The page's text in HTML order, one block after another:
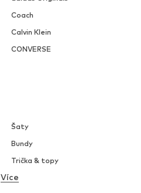
Coach
Calvin Klein
CONVERSE
Šaty
Bundy
Trička & topy
Spodní prádlo
Více